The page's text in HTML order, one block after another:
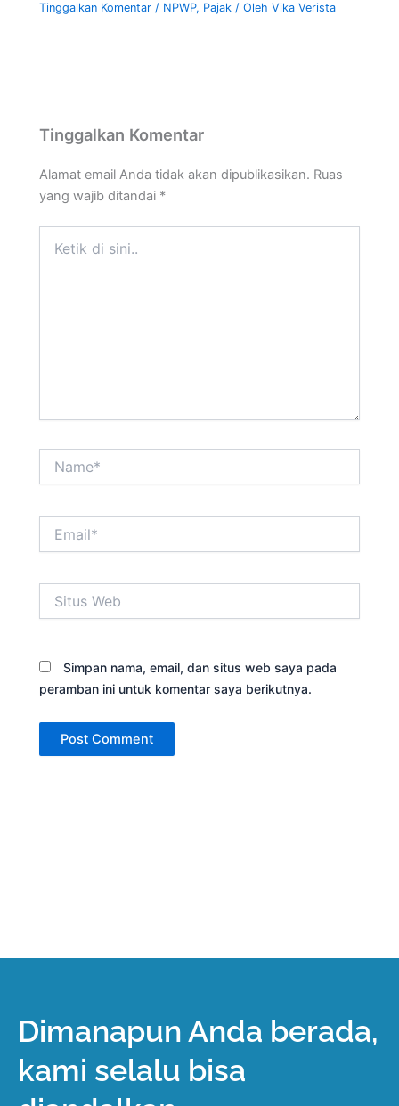
Tinggalkan Komentar / NPWP, Pajak / OlehVika Verista
Tinggalkan Komentar
Alamat email Anda tidak akan dipublikasikan. Ruas
yang wajib ditandai *
Web
Simpan nama, email, dan situs web saya pada
peramban ini untuk komentar saya berikutnya.
Dimanapun Anda berada,
kami selalu bisa